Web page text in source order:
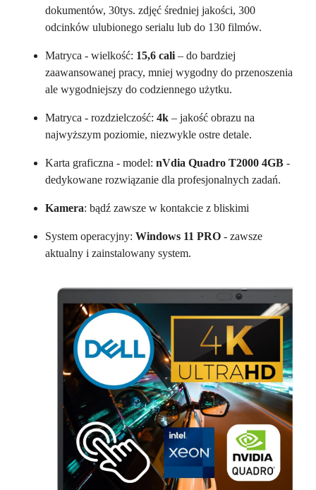
dokumentów, 30tys. zdjęć średniej jakości, 300
odcinków ulubionego serialu lub do 130 filmów.
Matryca - wielkość: 15,6 cali – do bardziej
zaawansowanej pracy, mniej wygodny do przenoszenia
ale wygodniejszy do codziennego użytku.
Matryca - rozdzielczość: 4k – jakość obrazu na
najwyższym poziomie, niezwykle ostre detale.
Karta graficzna - model: nVdia Quadro T2000 4GB -
dedykowane rozwiązanie dla profesjonalnych zadań.
Kamera: bądź zawsze w kontakcie z bliskimi
System operacyjny: Windows 11 PRO - zawsze
aktualny i zainstalowany system.